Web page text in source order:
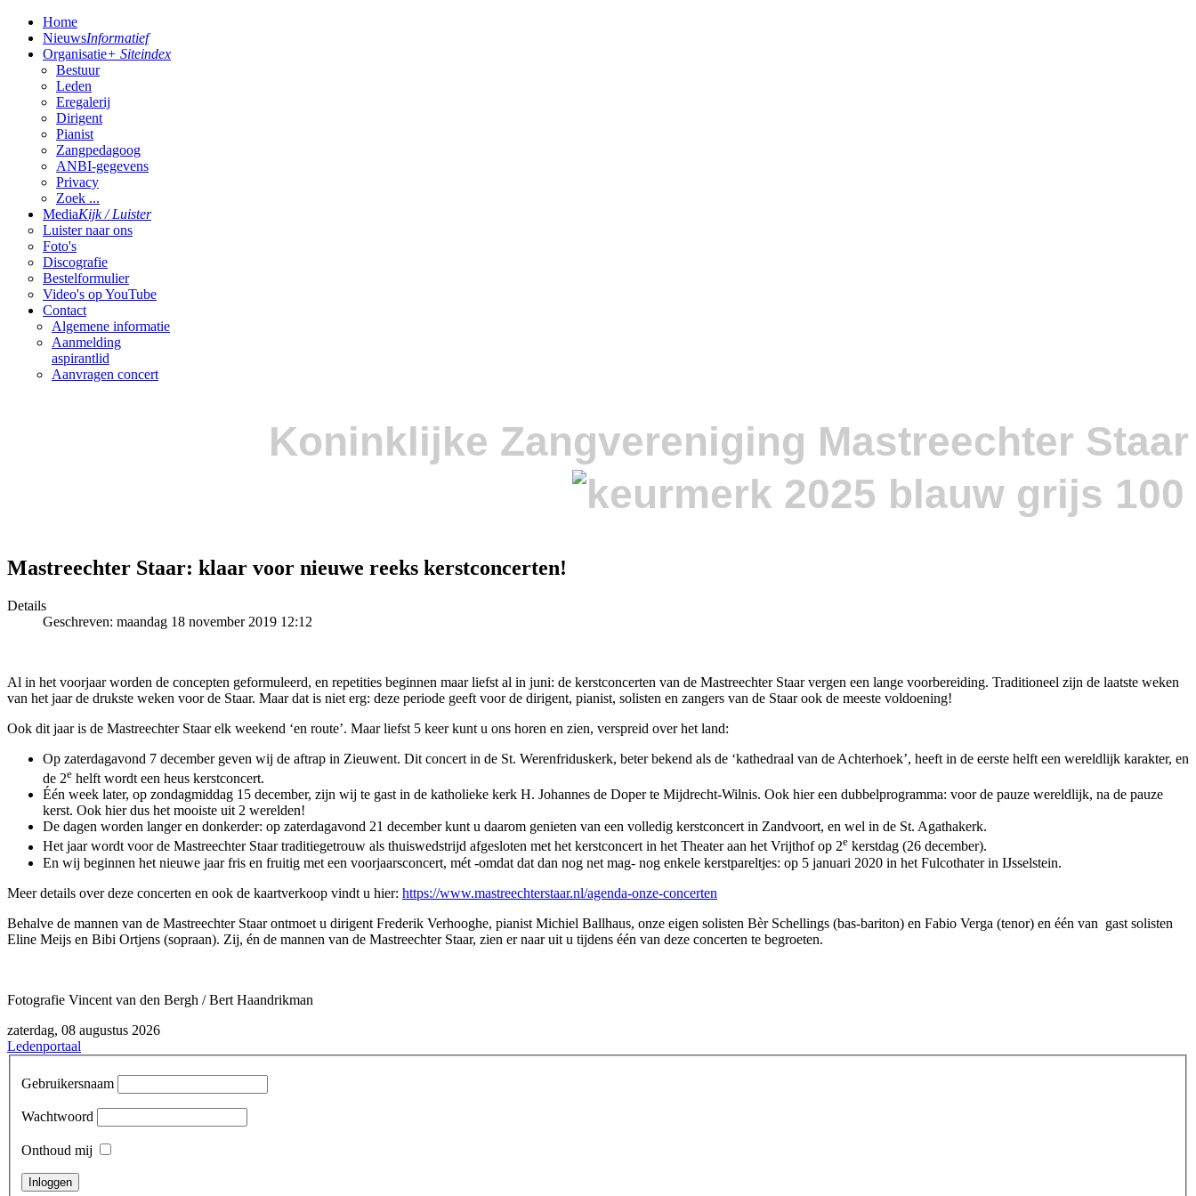
Home
NieuwsInformatief
Organisatie+ Siteindex
Bestuur
Leden
Eregalerij
Dirigent
Pianist
Zangpedagoog
ANBI-gegevens
Privacy
Zoek ...
MediaKijk / Luister
Luister naar ons
Foto's
Discografie
Bestelformulier
Video's op YouTube
Contact
Algemene informatie
Aanmelding
aspirantlid
Aanvragen concert
Koninklijke Zangvereniging Mastreechter Staar
Mastreechter Staar: klaar voor nieuwe reeks kerstconcerten!
Details
Geschreven: maandag 18 november 2019 12:12
Al in het voorjaar worden de concepten geformuleerd, en repetities beginnen maar liefst al in juni: de kerstconcerten van de Mastreechter Staar vergen een lange voorbereiding. Traditioneel zijn de laatste weken
van het jaar de drukste weken voor de Staar. Maar dat is niet erg: deze periode geeft voor de dirigent, pianist, solisten en zangers van de Staar ook de meeste voldoening!
Ook dit jaar is de Mastreechter Staar elk weekend ‘en route’. Maar liefst 5 keer kunt u ons horen en zien, verspreid over het land:
Op zaterdagavond 7 december geven wij de aftrap in Zieuwent. Dit concert in de St. Werenfriduskerk, beter bekend als de ‘kathedraal van de Achterhoek’, heeft in de eerste helft een wereldlijk karakter, en
de 2e helft wordt een heus kerstconcert.
Één week later, op zondagmiddag 15 december, zijn wij te gast in de katholieke kerk H. Johannes de Doper te Mijdrecht-Wilnis. Ook hier een dubbelprogramma: voor de pauze wereldlijk, na de pauze
kerst. Ook hier dus het mooiste uit 2 werelden!
De dagen worden langer en donkerder: op zaterdagavond 21 december kunt u daarom genieten van een volledig kerstconcert in Zandvoort, en wel in de St. Agathakerk.
Het jaar wordt voor de Mastreechter Staar traditiegetrouw als thuiswedstrijd afgesloten met het kerstconcert in het Theater aan het Vrijthof op 2e kerstdag (26 december).
En wij beginnen het nieuwe jaar fris en fruitig met een voorjaarsconcert, mét -omdat dat dan nog net mag- nog enkele kerstpareltjes: op 5 januari 2020 in het Fulcothater in IJsselstein.
Meer details over deze concerten en ook de kaartverkoop vindt u hier: https://www.mastreechterstaar.nl/agenda-onze-concerten
Behalve de mannen van de Mastreechter Staar ontmoet u dirigent Frederik Verhooghe, pianist Michiel Ballhaus, onze eigen solisten Bèr Schellings (bas-bariton) en Fabio Verga (tenor) en één van gast solisten
Eline Meijs en Bibi Ortjens (sopraan). Zij, én de mannen van de Mastreechter Staar, zien er naar uit u tijdens één van deze concerten te begroeten.
Fotografie Vincent van den Bergh / Bert Haandrikman
zaterdag, 08 augustus 2026
Ledenportaal
Gebruikersnaam
Wachtwoord
Onthoud mij